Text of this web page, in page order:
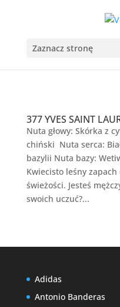
Zaznacz stronę
377 YVES SAINT
Nuta głowy: Skórka z
chiński Nuta serca:
bazylii Nuta bazy:
Kwiecisto leśny
świeżości. Jesteś
swoich uczuć?...
Adidas
Antonio Banderas